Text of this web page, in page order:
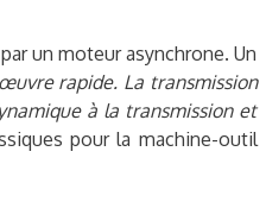
un moteur asynchrone. Un
rapide. La transmission
à la transmission et
pour la machine-outil